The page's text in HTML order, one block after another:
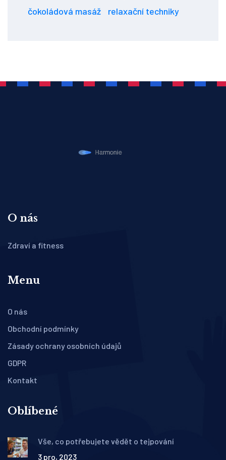
čokoládová masáž
relaxační techniky
O nás
Zdraví a fitness
Menu
O nás
Obchodní podmínky
Zásady ochrany osobních údajů
GDPR
Kontakt
Oblíbené
Vše, co potřebujete vědět o tejpování
3 pro, 2023